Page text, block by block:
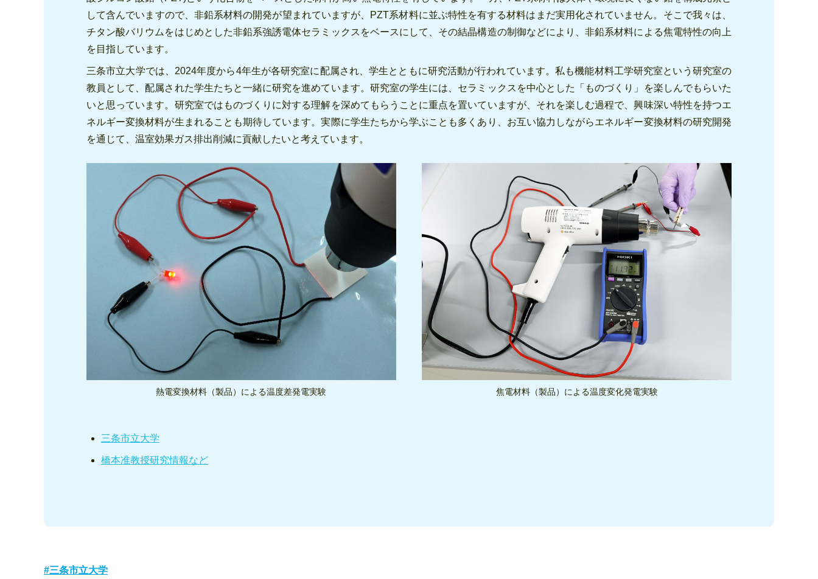
して含んでいますので、非鉛系材料の開発が望まれていますが、PZT系材料に並ぶ特性を有する材料はまだ実用化されていません。そこで我々は、
チタン酸バリウムをはじめとした非鉛系強誘電体セラミックスをベースにして、その結晶構造の制御などにより、非鉛系材料による焦電特性の向上
を目指しています。
三条市立大学では、2024年度から4年生が各研究室に配属され、学生とともに研究活動が行われています。私も機能材料工学研究室という研究室の
教員として、配属された学生たちと一緒に研究を進めています。研究室の学生には、セラミックスを中心とした「ものづくり」を楽しんでもらいた
いと思っています。研究室ではものづくりに対する理解を深めてもらうことに重点を置いていますが、それを楽しむ過程で、興味深い特性を持つエ
ネルギー変換材料が生まれることも期待しています。実際に学生たちから学ぶことも多くあり、お互い協力しながらエネルギー変換材料の研究開発
を通じて、温室効果ガス排出削減に貢献したいと考えています。
熱電変換材料（製品）による温度差発電実験 焦電材料（製品）による温度変化発電実験
三条市立大学
橋本准教授研究情報など
三条市立大学